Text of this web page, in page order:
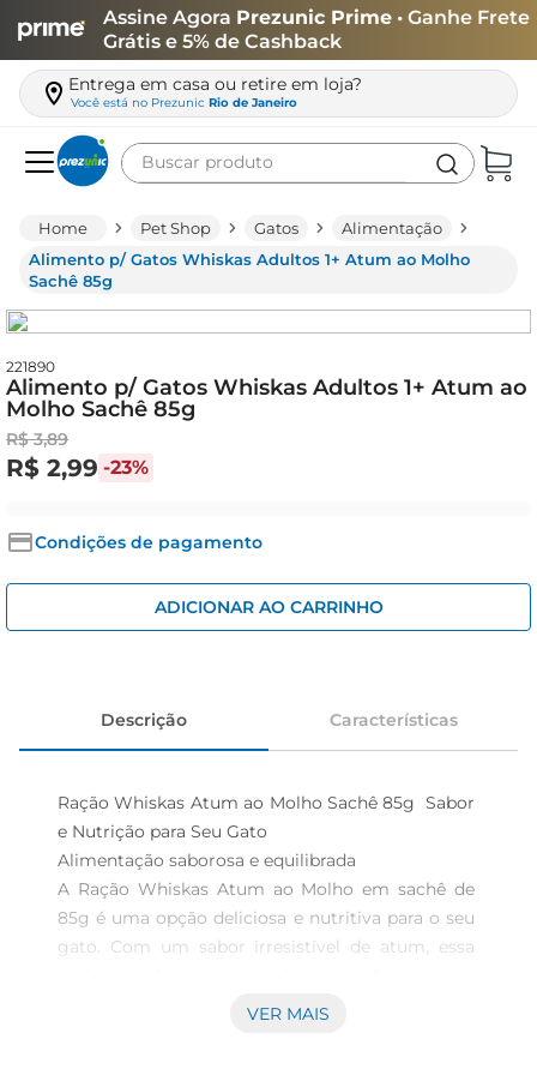
Assine Agora Prezunic Prime • Ganhe Frete
Grátis e 5% de Cashback
Entrega em casa ou retire em loja?
Você está no Prezunic Rio de Janeiro
Buscar produto
Pet Shop Gatos
Alimentação
Alimento p/ Gatos Whiskas Adultos 1+ Atum ao Molho
Sachê 85g
221890
Alimento p/ Gatos Whiskas Adultos 1+ Atum ao
Molho Sachê 85g
R$ 3,89
R$ 2,99 -23%
Condições de pagamento
ADICIONAR AO CARRINHO
Descrição Características
Ração Whiskas Atum ao Molho Sachê 85g  Sabor
e Nutrição para Seu Gato
Alimentação saborosa e equilibrada
A Ração Whiskas Atum ao Molho em sachê de
85g é uma opção deliciosa e nutritiva para o seu
gato. Com um sabor irresistível de atum, essa
exigentes. A textura suculenta e o molho
VER MAIS
leite
café
queijo
arroz
biscoito
iogurte
papel higiênico